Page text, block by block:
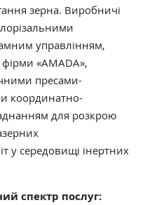
зерна. Виробничі
управлінням,
«AMADA»,
пресами-
координатно-
для розкрою
у середовищі інертних
спектр послуг: